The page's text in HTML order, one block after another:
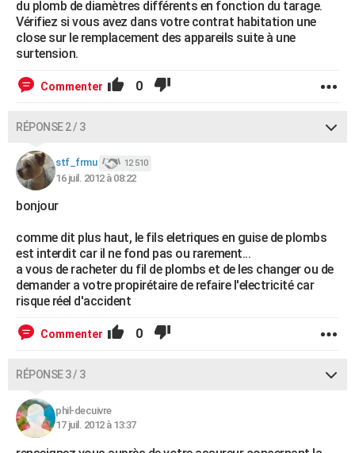
du plomb de diamètres différents en fonction du tarage.
Vérifiez si vous avez dans votre contrat habitation une
close sur le remplacement des appareils suite à une
surtension.
Commenter 0
RÉPONSE 2 / 3
stf_frmu 12 510
16 juil. 2012 à 08:22
bonjour
comme dit plus haut, le fils eletriques en guise de plombs
est interdit car il ne fond pas ou rarement...
a vous de racheter du fil de plombs et de les changer ou de
demander a votre propirétaire de refaire l'electricité car
risque réel d'accident
Commenter 0
RÉPONSE 3 / 3
phil-decuivre
17 juil. 2012 à 13:37